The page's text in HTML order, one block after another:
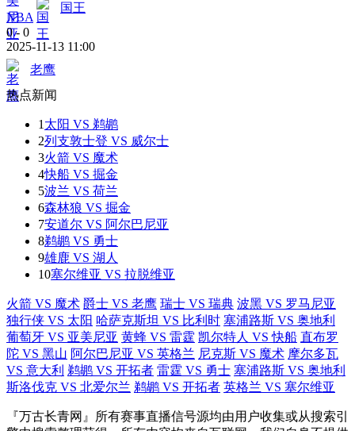
NBA
国王
0 - 0
2025-11-13 11:00
老鹰
热点新闻
1 太阳 VS 鹈鹕
2列支敦士登 VS 威尔士
3火箭 VS 魔术
4快船 VS 掘金
5波兰 VS 荷兰
6森林狼 VS 掘金
7安道尔 VS 阿尔巴尼亚
8鹈鹕 VS 勇士
9雄鹿 VS 湖人
10塞尔维亚 VS 拉脱维亚
火箭 VS 魔术 爵士 VS 老鹰 瑞士 VS 瑞典 波黑 VS 罗马尼亚
独行侠 VS 太阳 哈萨克斯坦 VS 比利时 塞浦路斯 VS 奥地利
葡萄牙 VS 亚美尼亚 黄蜂 VS 雷霆 凯尔特人 VS 快船 直布罗
陀 VS 黑山 阿尔巴尼亚 VS 英格兰 尼克斯 VS 魔术 摩尔多瓦
VS 意大利 鹈鹕 VS 开拓者 雷霆 VS 勇士 塞浦路斯 VS 奥地利
斯洛伐克 VS 北爱尔兰 鹈鹕 VS 开拓者 英格兰 VS 塞尔维亚
『万古长青网』所有赛事直播信号源均由用户收集或从搜索引